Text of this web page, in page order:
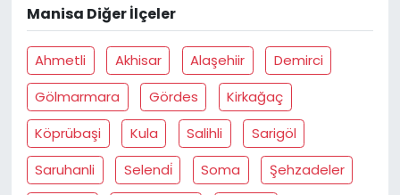
Manisa Diğer İlçeler
Ahmetli Akhisar Alaşehiir
Demirci
Gölmarmara
Gördes
Kirkağaç
Köprübaşi
Kula Salihli
Sarigöl
Saruhanli
Selendi̇ Soma
Şehzadeler